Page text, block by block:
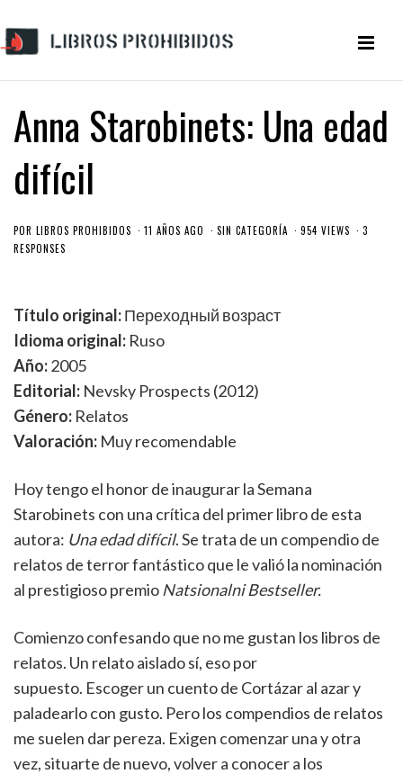
Anna Starobinets: Una edad
difícil
POR LIBROS PROHIBIDOS 11 AÑOS AGO SIN CATEGORÍA 954 VIEWS
3
RESPONSES
Título original:Переходный возраст
Idioma original: Ruso
Año:2005
Editorial: Nevsky Prospects (2012)
Género: Relatos
Valoración: Muy recomendable
Hoy tengo el honor de inaugurar la Semana
Starobinets con una crítica del primer libro de esta
autora: Una edad difícil. Se trata de un compendio de
relatos de terror fantástico que le valió la nominación
al prestigioso premio Natsionalni Bestseller.
Comienzo confesando que no me gustan los libros de
relatos. Un relato aislado sí, eso por
supuesto. Escoger un cuento de Cortázar al azar y
paladearlo con gusto. Pero los compendios de relatos
me suelen dar pereza. Exigen comenzar una y otra
vez, situarte de nuevo, volver a conocer a los